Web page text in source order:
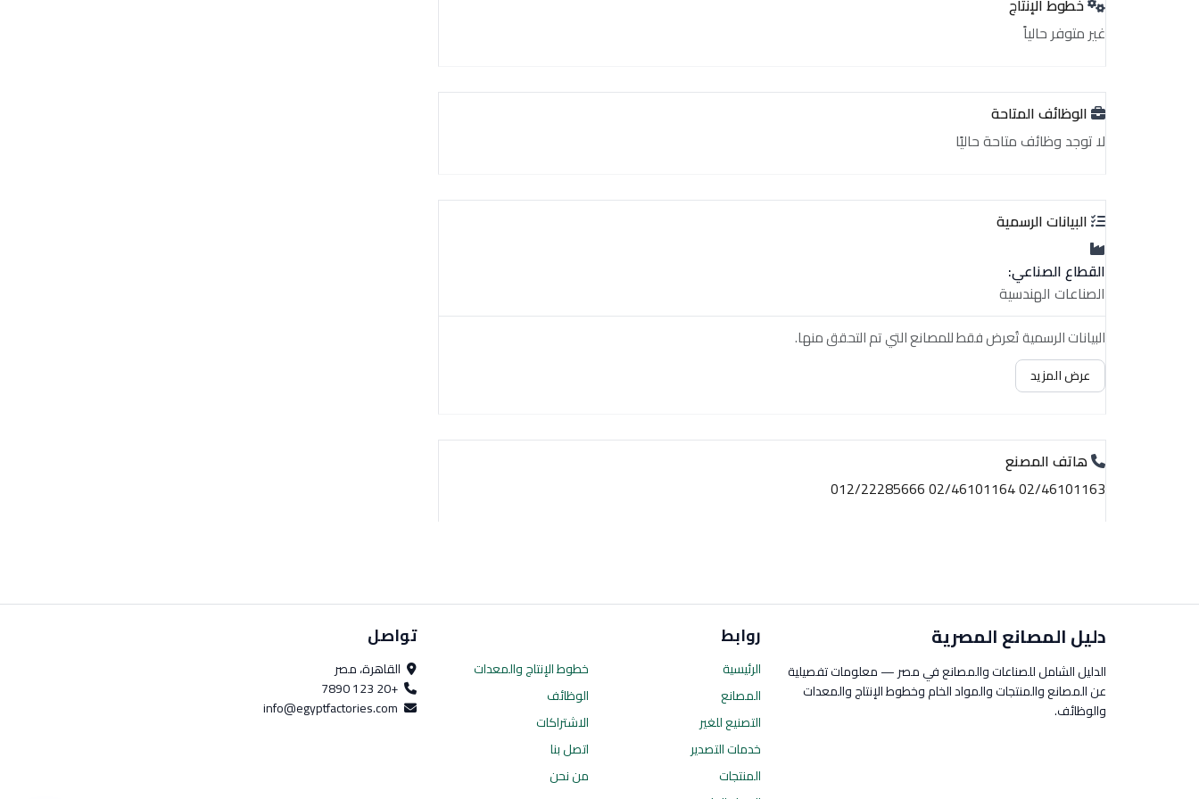
خطوط الإنتاج
غير متوفر حالياً
الوظائف المتاحة
لا توجد وظائف متاحة حاليًا
البيانات الرسمية
القطاع الصناعي:
الصناعات الهندسية
البيانات الرسمية تُعرض فقط للمصانع التي تم التحقق منها.
عرض المزيد
هاتف المصنع
02/46101163 02/46101164 012/22285666
دليل المصانع المصرية
الدليل الشامل للصناعات والمصانع في مصر — معلومات تفصيلية
عن المصانع والمنتجات والمواد الخام وخطوط الإنتاج والمعدات
والوظائف.
روابط
الرئيسية
المصانع
التصنيع للغير
خدمات التصدير
المنتجات
خطوط الإنتاجوالمعدات
الوظائف
الاشتراكات
اتصل بنا
من نحن
تواصل
القاهرة، مصر
+20 123 7890